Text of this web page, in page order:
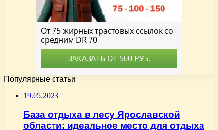
Популярные статьи
19.05.2023
База отдыха в лесу Ярославской
области: идеальное место для отдыха